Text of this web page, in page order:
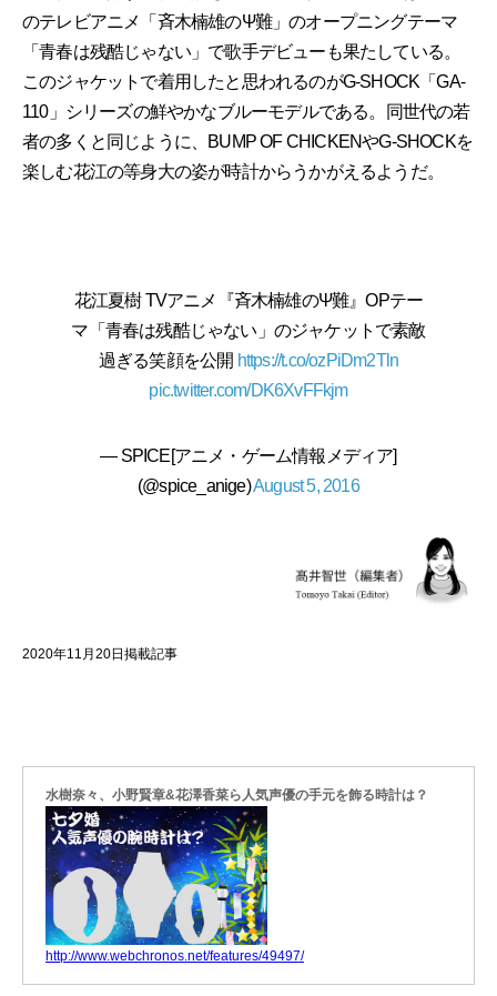
のテレビアニメ「斉木楠雄のΨ難」のオープニングテーマ
「青春は残酷じゃない」で歌手デビューも果たしている。
このジャケットで着用したと思われるのがG-SHOCK「GA-
110」シリーズの鮮やかなブルーモデルである。同世代の若
者の多くと同じように、BUMP OF CHICKENやG-SHOCKを
楽しむ花江の等身大の姿が時計からうかがえるようだ。
花江夏樹 TVアニメ『斉木楠雄のΨ難』OPテー
マ「青春は残酷じゃない」のジャケットで素敵
過ぎる笑顔を公開 https://t.co/ozPiDm2Tln
pic.twitter.com/DK6XvFFkjm
— SPICE[アニメ・ゲーム情報メディア]
(@spice_anige)August 5, 2016
2020年11月20日掲載記事
水樹奈々、小野賢章&花澤香菜ら人気声優の手元を飾る時計は？
http://www.webchronos.net/features/49497/